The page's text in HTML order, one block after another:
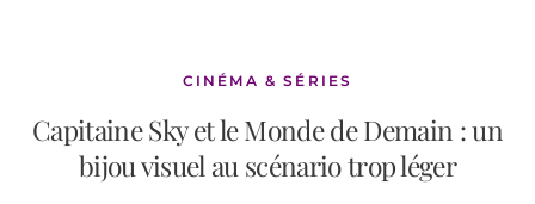
CINÉMA & SÉRIES
Capitaine Sky et le Monde de Demain : un
bijou visuel au scénario trop léger